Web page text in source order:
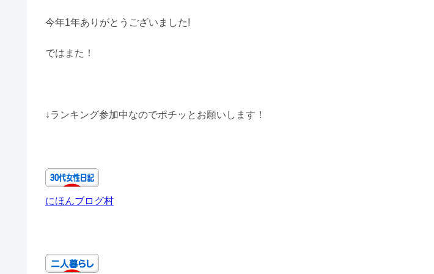
今年1年ありがとうございました!
ではまた！
↓ランキング参加中なのでポチッとお願いします！
にほんブログ村